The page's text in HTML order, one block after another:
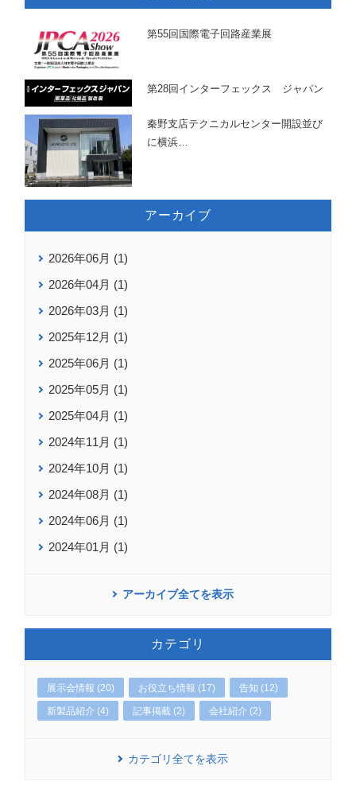
第55回国際電子回路産業展
第28回インターフェックス ジャパン
秦野支店テクニカルセンター開設並び
に横浜
アーカイブ
2026年06月 (1)
2026年04月 (1)
2026年03月 (1)
2025年12月 (1)
2025年06月 (1)
2025年05月 (1)
2025年04月 (1)
2024年11月 (1)
2024年10月 (1)
2024年08月 (1)
2024年06月 (1)
2024年01月 (1)
アーカイブ全てを表示
カテゴリ
展示会情報 (20) お役立ち情報 (17) 告知 (12)
新製品紹介 (4) 記事掲載 (2) 会社紹介 (2)
カテゴリ全てを表示